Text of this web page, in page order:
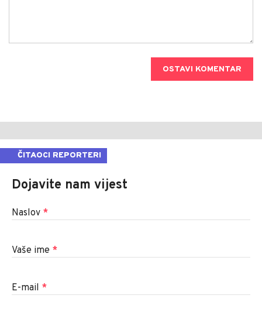
OSTAVI KOMENTAR
ČITAOCI REPORTERI
Dojavite nam vijest
Naslov *
Vaše ime *
E-mail *